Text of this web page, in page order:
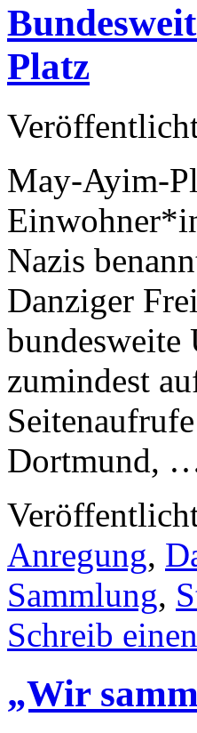
Platz
May-Ayim-
Nazis
Danziger
bundesweite
zumindest
Dortmund,
Anregung,
Sammlung,
Schreib
„Wir